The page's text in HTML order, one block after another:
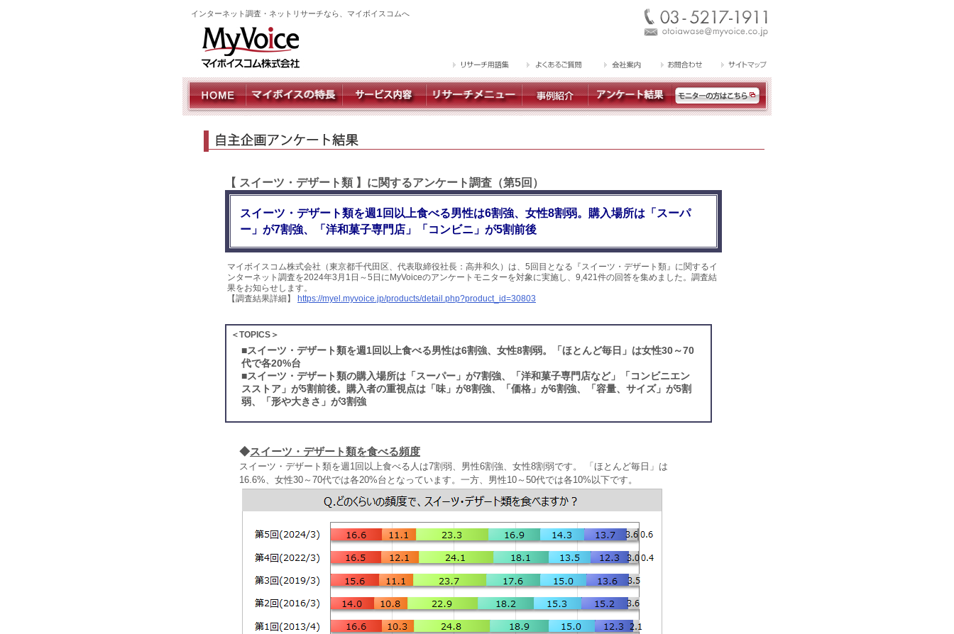
インターネット調査・ネットリサーチなら、マイボイスコムへ
【 スイーツ・デザート類 】に関するアンケート調査（第5回）
スイーツ・デザート類を週1回以上食べる男性は6割強、女性8割弱。購入場所は「スーパ
ー」が7割強、「洋和菓子専門店」「コンビニ」が5割前後
マイボイスコム株式会社（東京都千代田区、代表取締役社長：高井和久）は、5回目となる『スイーツ・デザート類』に関するイ
ンターネット調査を2024年3月1日～5日にMyVoiceのアンケートモニターを対象に実施し、9,421件の回答を集めました。調査結
果をお知らせします。
【調査結果詳細】
https://myel.myvoice.jp/products/detail.php?product_id=30803
＜TOPICS＞
■スイーツ・デザート類を週1回以上食べる男性は6割強、女性8割弱。「ほとんど毎日」は女性30～70
代で各20%台
■スイーツ・デザート類の購入場所は「スーパー」が7割強、「洋和菓子専門店など」「コンビニエン
スストア」が5割前後。購入者の重視点は「味」が8割強、「価格」が6割強、「容量、サイズ」が5割
弱、「形や大きさ」が3割強
◆スイーツ・デザート類を食べる頻度
スイーツ・デザート類を週1回以上食べる人は7割弱、男性6割強、女性8割弱です。 「ほとんど毎日」は
16.6%、女性30～70代では各20%台となっています。一方、男性10～50代では各10%以下です。